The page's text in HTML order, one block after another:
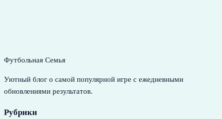
Футбольная Семья
Уютный блог о самой популярной игре с ежедневными
обновлениями результатов.
Рубрики